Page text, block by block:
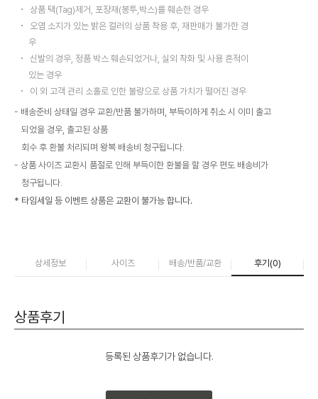
상품 택(Tag)제거, 포장재(봉투,박스)를 훼손한 경우
오염 소지가 있는 밝은 컬러의 상품 착용 후, 재판매가 불가한 경
우
신발의 경우, 정품 박스 훼손되었거나, 실외 착화 및 사용 흔적이
있는 경우
이 외 고객 관리 소홀로 인한 불량으로 상품 가치가 떨어진 경우
배송준비 상태일 경우 교환/반품 불가하며, 부득이하게 취소 시 이미 출고
되었을 경우, 출고된 상품
회수 후 환불 처리되며 왕복 배송비 청구됩니다.
상품 사이즈 교환시 품절로 인해 부득이한 환불을 할 경우 편도 배송비가
청구됩니다.
* 타임세일 등 이벤트 상품은 교환이 불가능 합니다.
상세정보 사이즈 배송/반품/교환 후기(0)
상품후기
등록된 상품후기가 없습니다.